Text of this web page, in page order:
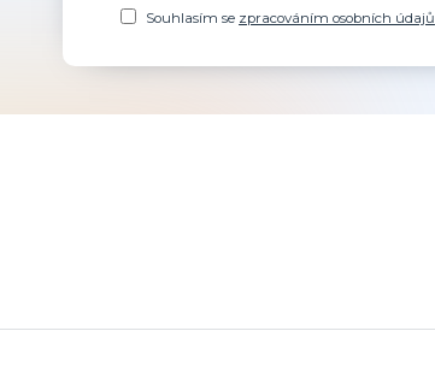
Souhlasím se zpracováním osobních údajů